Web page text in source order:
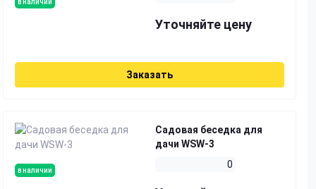
Уточняйте цену
Заказать
в наличии
Садовая беседка для
дачи WSW-3
0